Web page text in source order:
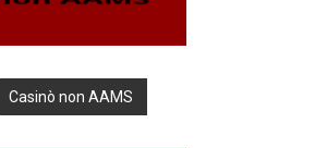
Casinò non AAMS